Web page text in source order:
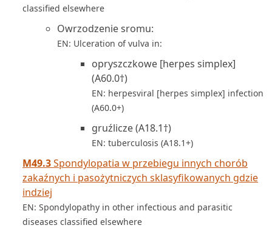
classified elsewhere
Owrzodzenie sromu:
EN: Ulceration of vulva in:
opryszczkowe [herpes simplex]
(A60.0†)
EN: herpesviral [herpes simplex] infection
(A60.0+)
gruźlicze (A18.1†)
EN: tuberculosis (A18.1+)
M49.3Spondylopatia w przebiegu innych chorób
zakaźnych i pasożytniczych sklasyfikowanych gdzie
indziej
EN: Spondylopathy in other infectious and parasitic
diseases classified elsewhere